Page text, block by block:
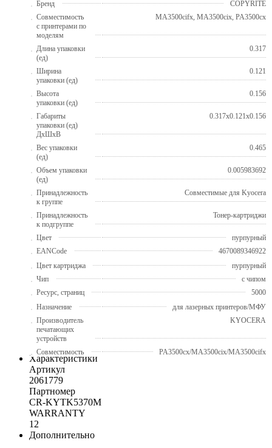
Бренд
COPYRITE
Совместимость
с принтерами по
моделям
MA3500cifx, MA3500cix, PA3500cx
Длина упаковки
(ед)
0.317
Ширина
упаковки (ед)
0.121
Высота
упаковки (ед)
0.156
Габариты
упаковки (ед)
ДхШхВ
0.317x0.121x0.156
Вес упаковки
(ед)
0.465
Объем упаковки
(ед)
0.005983692
Принадлежность
к группе
Совместимые для Kyocera
Принадлежность
к подгруппе
Тонер-картриджи
Цвет
пурпурный
EANCode
4670089346922
Цвет картриджа
пурпурный
Чип
с чипом
Ресурс, страниц
5000
Назначение
для лазерных принтеров/МФУ
Производитель
печатающих
устройств
KYOCERA
Совместимость PA3500cx/MA3500cix/MA3500cifx
Характеристики
Артикул
2061779
Партномер
CR-KYTK5370M
WARRANTY
12
Дополнительно